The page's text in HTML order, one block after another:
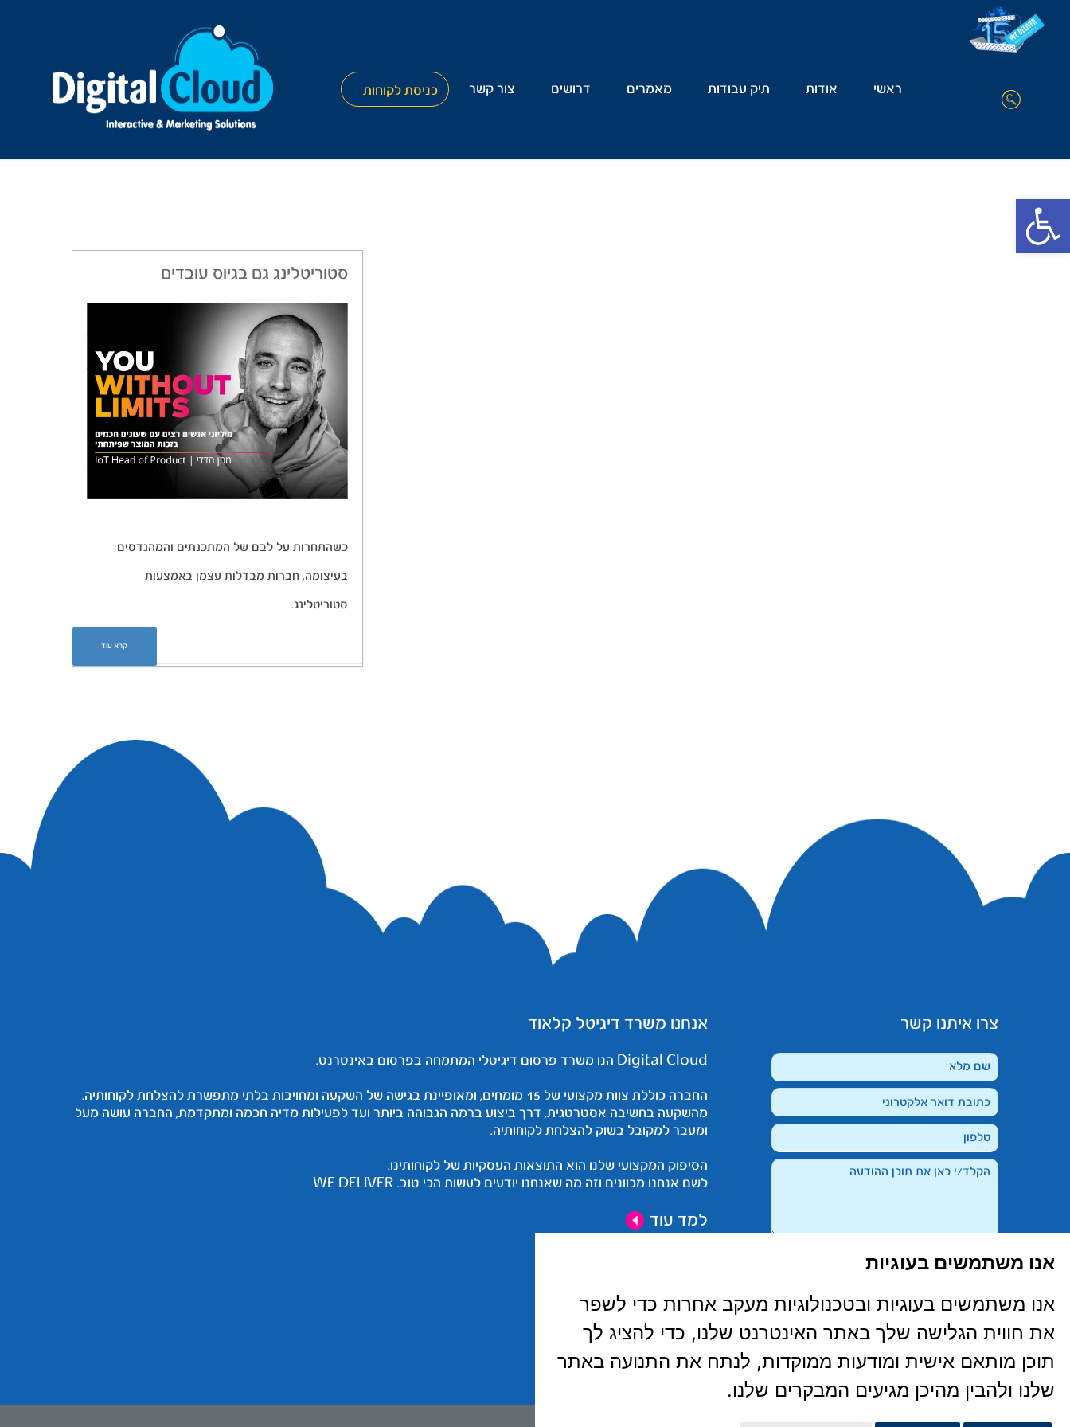
Open toolbar
אנו משתמשים בעוגיות
אנו משתמשים בעוגיות ובטכנולוגיות מעקב אחרות כדי לשפר
את חווית הגלישה שלך באתר האינטרנט שלנו, כדי להציג לך
תוכן מותאם אישית ומודעות ממוקדות, לנתח את התנועה באתר
שלנו ולהבין מהיכן מגיעים המבקרים שלנו.
ראשי אודות תיק עבודות מאמרים דרושים צור קשר כניסת לקוחות
סטוריטלינג גם בגיוס עובדים
כשהתחרות על לבם של המתכנתים והמהנדסים
בעיצומה, חברות מבדלות עצמן באמצעות
סטוריטלינג.
קרא עוד
אנחנו משרד דיגיטל קלאוד
Digital Cloud הנו משרד פרסום דיגיטלי המתמחה בפרסום באינטרנט.
החברה כוללת צוות מקצועי של 15 מומחים, ומאופיינת בגישה של השקעה ומחויבות בלתי מתפשרת להצלחת לקוחותיה.
מהשקעה בחשיבה אסטרטגית, דרך ביצוע ברמה הגבוהה ביותר ועד לפעילות מדיה חכמה ומתקדמת, החברה עושה מעל
ומעבר למקובל בשוק להצלחת לקוחותיה.
הסיפוק המקצועי שלנו הוא התוצאות העסקיות של לקוחותינו.
לשם אנחנו מכוונים וזה מה שאנחנו יודעים לעשות הכי טוב. WE DELIVER
למד עוד
צרו איתנו קשר
קראתי, הבנתי ואני מסכימ/ה ל-
פותח ע"ימשרד דיגיטלקלאוד